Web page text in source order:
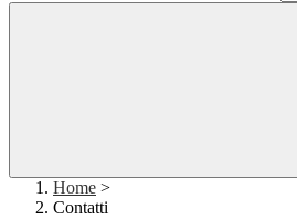
Home >
Contatti